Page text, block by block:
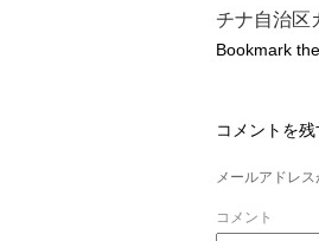
チナ自治区
Bookmark the
コメントを残
メールアドレ
コメント